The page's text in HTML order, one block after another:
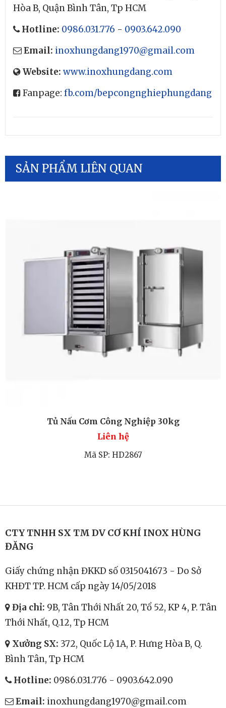
Hòa B, Quận Bình Tân, Tp HCM
Hotline: 0986.031.776 - 0903.642.090
Email: inoxhungdang1970@gmail.com
Website: www.inoxhungdang.com
Fanpage: fb.com/bepcongnghiephungdang
SẢN PHẨM LIÊN QUAN
Tủ Nấu Cơm Công Nghiệp 30kg
Liên hệ
Mã SP: HD2867
CTY TNHH SX TM DV CƠ KHÍ INOX HÙNG
ĐĂNG
Giấy chứng nhận ĐKKD số 0315041673 - Do Sở
KHĐT TP. HCM cấp ngày 14/05/2018
Địa chỉ: 9B, Tân Thới Nhất 20, Tổ 52, KP 4, P. Tân
Thới Nhất, Q.12, Tp HCM
Xưởng SX: 372, Quốc Lộ 1A, P. Hưng Hòa B, Q.
Bình Tân, Tp HCM
Hotline: 0986.031.776 - 0903.642.090
Email: inoxhungdang1970@gmail.com